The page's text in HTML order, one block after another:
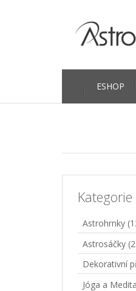
content
ESHOP
Kategorie
Astrohrnky
Astrosáčky
Dekorativní
Jóga a